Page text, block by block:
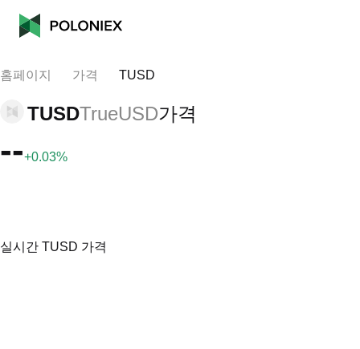
홈페이지 가격 TUSD
TUSDTrueUSD가격
--+0.03%
실시간 TUSD 가격